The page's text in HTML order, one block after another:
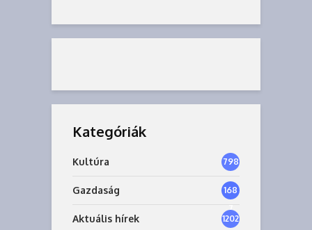
Kategóriák
Kultúra 798
Gazdaság
168
7
Aktuális hírek 1202